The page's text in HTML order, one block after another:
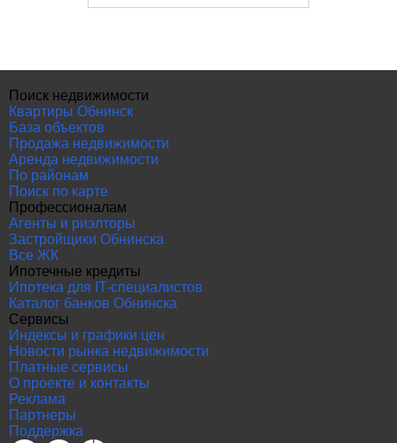
Поиск недвижимости
Квартиры Обнинск
База объектов
Продажа недвижимости
Аренда недвижимости
По районам
Поиск по карте
Профессионалам
Агенты и риэлторы
Застройщики Обнинска
Все ЖК
Ипотечные кредиты
Ипотека для IT-специалистов
Каталог банков Обнинска
Сервисы
Индексы и графики цен
Новости рынка недвижимости
Платные сервисы
О проекте и контакты
Реклама
Партнеры
Поддержка